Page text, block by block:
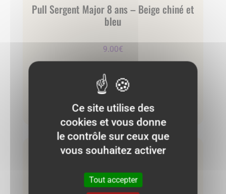
Pull Sergent Major 8 ans – Beige chiné et
bleu
9.00€
Ajouter au panier
Jupe Name It 8 ans
Ce site utilise des
cookies et vous donne
le contrôle sur ceux que
vous souhaitez activer
Tout accepter